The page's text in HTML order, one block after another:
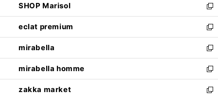
く
で
開
く
ド
ウ
で
開
く
ィ
ン
ド
ウ
で
開
く
い
ウ
ィ
ン
ド
ウ
で
開
く
SHOP Marisol
新
し
い
ウ
ィ
ン
ド
ウ
で
eclat premium
新
し
い
ウ
ィ
ン
ド
mirabella
新
し
い
ウ
ィ
mirabella homme
新
し
い
zakka market
新